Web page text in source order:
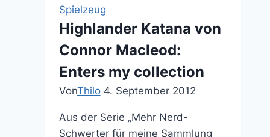
Spielzeug
Highlander Katana von
Connor Macleod:
Enters my collection
VonThilo 4. September 2012
Aus der Serie „Mehr Nerd-
Schwerter für meine Sammlung